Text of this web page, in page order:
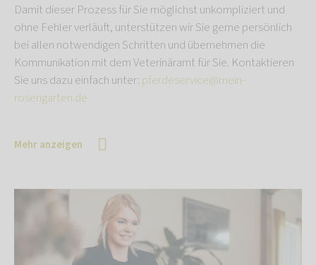
Damit dieser Prozess für Sie möglichst unkompliziert und
ohne Fehler verläuft, unterstützen wir Sie gerne persönlich
bei allen notwendigen Schritten und übernehmen die
Kommunikation mit dem Veterinäramt für Sie. Kontaktieren
Sie uns dazu einfach unter: pferdeservice@mein-
rosengarten.de
Mehr anzeigen